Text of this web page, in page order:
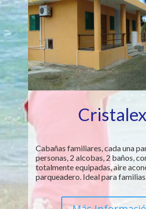
Cristalex
Cabañas familiares, cada una
personas, 2 alcobas, 2 baños,
totalmente equipadas, aire
parqueadero. Ideal para familias.